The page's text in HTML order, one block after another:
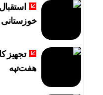
خوزستانی
تجهیز
هفت‌تپه